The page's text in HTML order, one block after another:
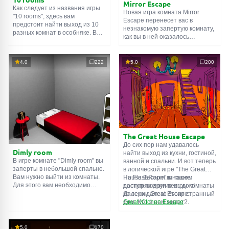
Как следует из названия игры
"10 rooms", здесь вам
предстоит найти выход из 10
разных комнат в особняке. В
их, чтобы выйти. Выход из
одной комнаты является
Mirror Escape
Новая игра комната Mirror
Escape перенесет вас в
незнакомую запертую комнату,
как вы в ней оказалось
смекалки попробуйте решить
все, приготовленные авторами
для вас, головоломки и найти
выход на свободу.
Внимательно осмотрите
помещение, возможно вы
сможете найти какие-нибудь
подсказки. Желаем удачи!
4.0 222
Dimly room
В игре комнате "Dimly room" вы
заперты в небольшой спальне.
Вам нужно выйти из комнаты.
Для этого вам необходимо
5.0 200
The Great House Escape
До сих пор нам удавалось
найти выход из кухни, гостиной,
ванной и спальни. И вот теперь
в логической игре "The Great
House Escape" в нашем
распоряжении весь дом!
Далеко-далеко стоит странный
дом. Кто в нем живет?
На FlashRoom.ru также
доступны другие игры комнаты
из серии Great Escape:
Great Kitchen Escape
5.0 170